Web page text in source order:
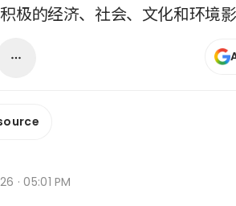
极的经济、社会、文化和环境
· 05:01 PM